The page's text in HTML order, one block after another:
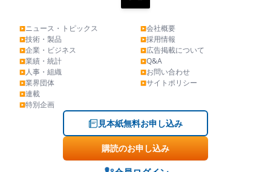
▶ニュース・トピックス
▶技術・製品
▶企業・ビジネス
▶業績・統計
▶人事・組織
▶業界団体
▶連載
▶特別企画
▶会社概要
▶採用情報
▶広告掲載について
▶Q&A
▶お問い合わせ
▶サイトポリシー
見本紙無料お申し込み
購読のお申し込み